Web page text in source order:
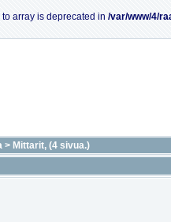
array is deprecated in /var/www/4/
> Mittarit, (4 sivua.)